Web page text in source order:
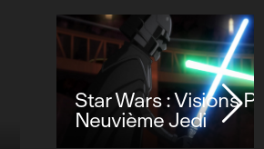
Présente - Le